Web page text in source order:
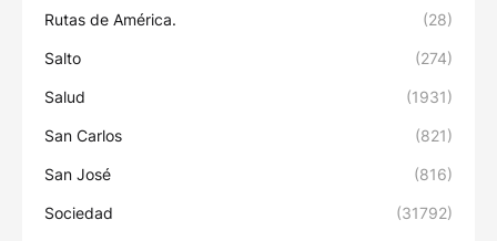
Rutas de América. (28)
Salto (274)
Salud (1931)
San Carlos (821)
San José (816)
Sociedad (31792)